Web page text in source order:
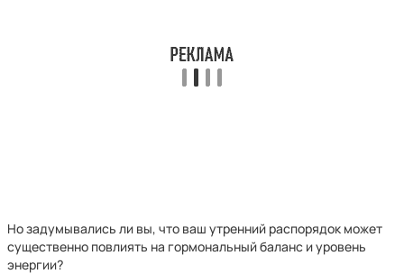
Но задумывались ли вы, что ваш утренний распорядок может
существенно повлиять на гормональный баланс и уровень
энергии?